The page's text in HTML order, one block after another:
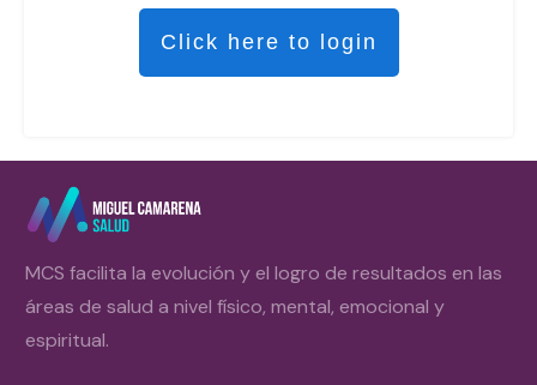
Click here to login
MCS facilita la evolución y el logro de resultados en las
áreas de salud a nivel físico, mental, emocional y
espiritual.